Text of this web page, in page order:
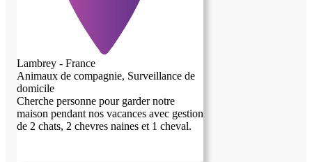
Lambrey - France
Animaux de compagnie, Surveillance de
domicile
Cherche personne pour garder notre
maison pendant nos vacances avec gestion
de 2 chats, 2 chevres naines et 1 cheval.